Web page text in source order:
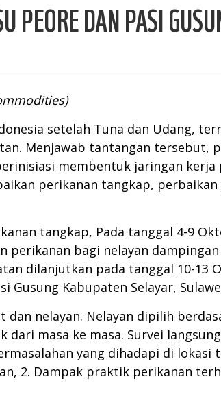
PEORE DAN PASI
setelah Tuna dan Udang,
Menjawab tantangan tersebut,
membentuk jaringan
perikanan tangkap,
tangkap, Pada tanggal 4-9
perikanan bagi nelayan
dilanjutkan pada tanggal 10-13
Gusung Kabupaten Selayar,
nelayan. Nelayan dipilih
masa ke masa. Survei
yang dihadapi di lokasi
2. Dampak praktik perikanan